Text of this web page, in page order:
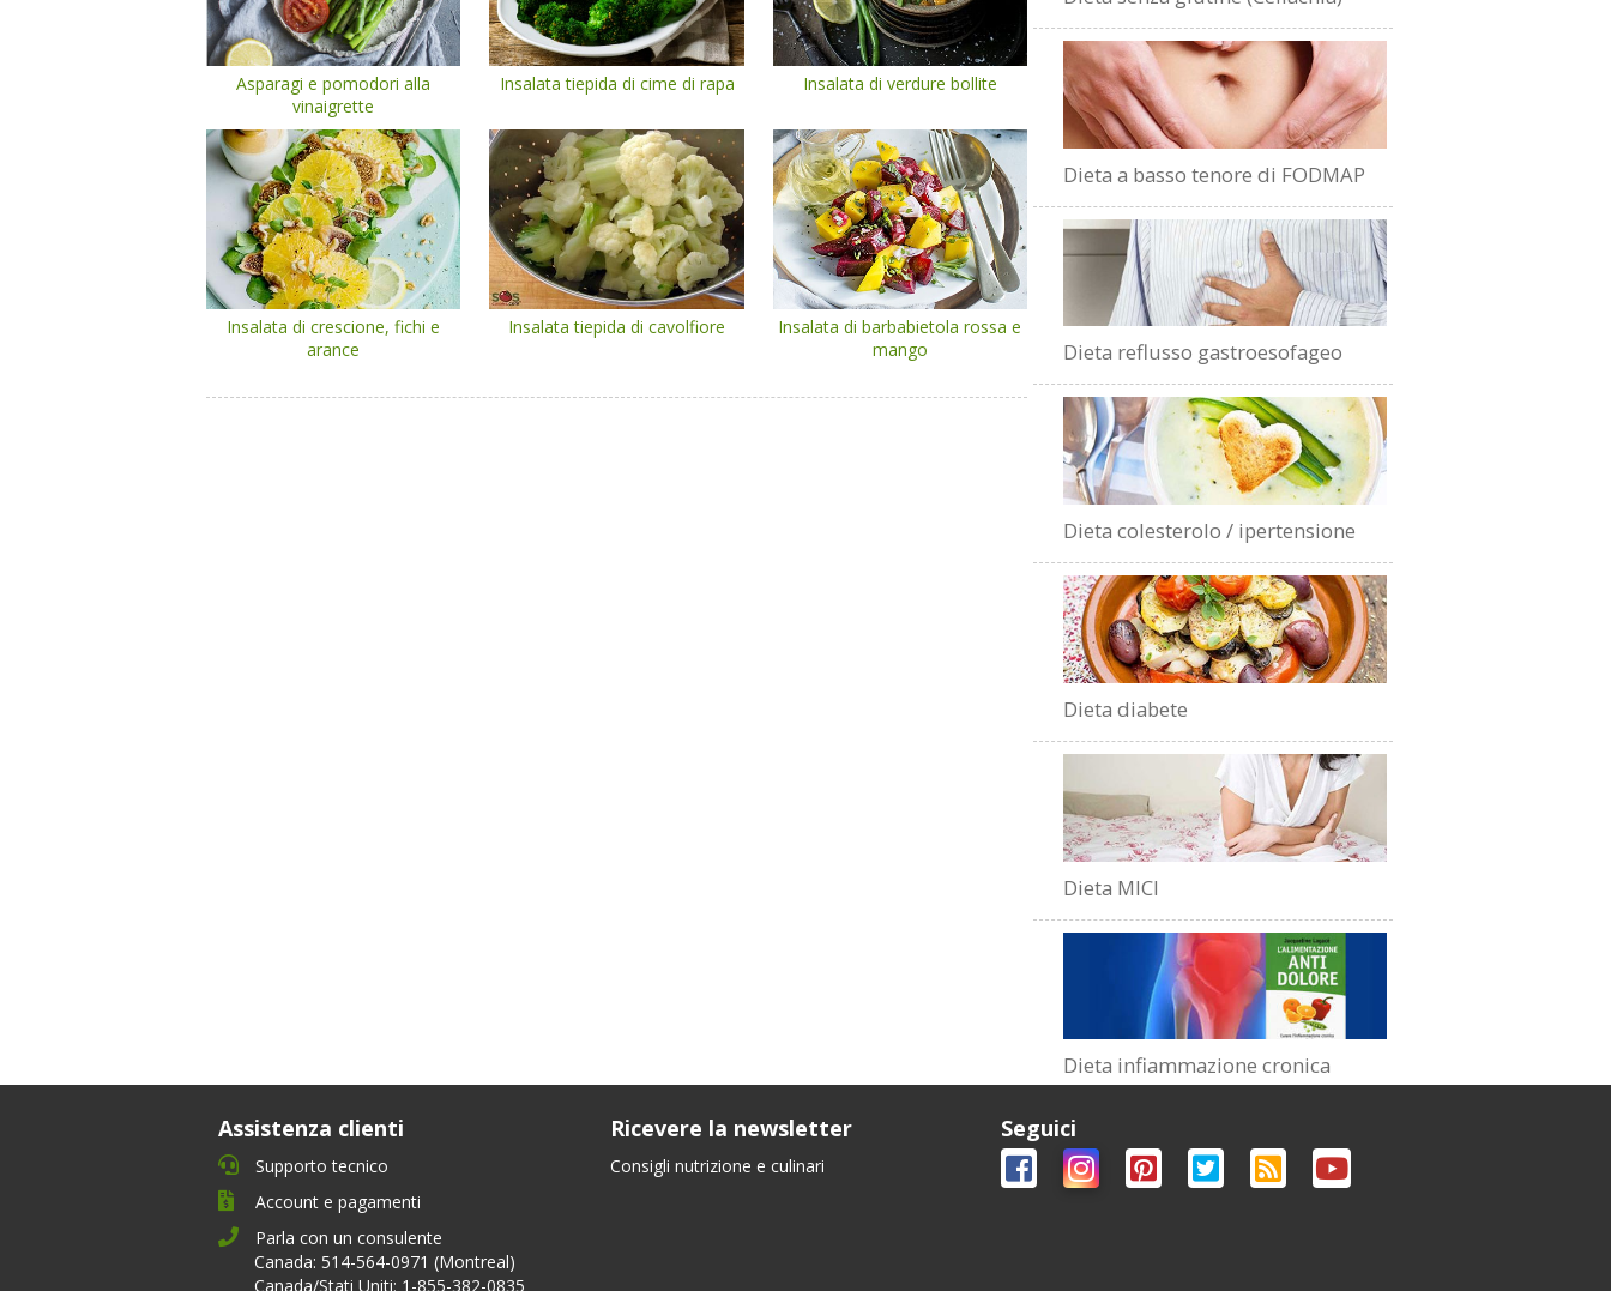
Asparagi e pomodori alla
vinaigrette
Insalata tiepida di cime di rapa Insalata di verdure bollite
Insalata di crescione, fichi e
arance
Insalata tiepida di cavolfiore
Insalata di barbabietola rossa e
mango
Dieta a basso tenore di FODMAP
Dieta reflusso gastroesofageo
Dieta colesterolo / ipertensione
Dieta diabete
Dieta MICI
Dieta infiammazione cronica
Assistenza clienti
Supporto tecnico
Account e pagamenti
Parla con un consulente
Canada: 514-564-0971 (Montreal)
Canada/Stati Uniti: 1-855-382-0835
Ricevere la newsletter
Consigli nutrizione e culinari
Seguici